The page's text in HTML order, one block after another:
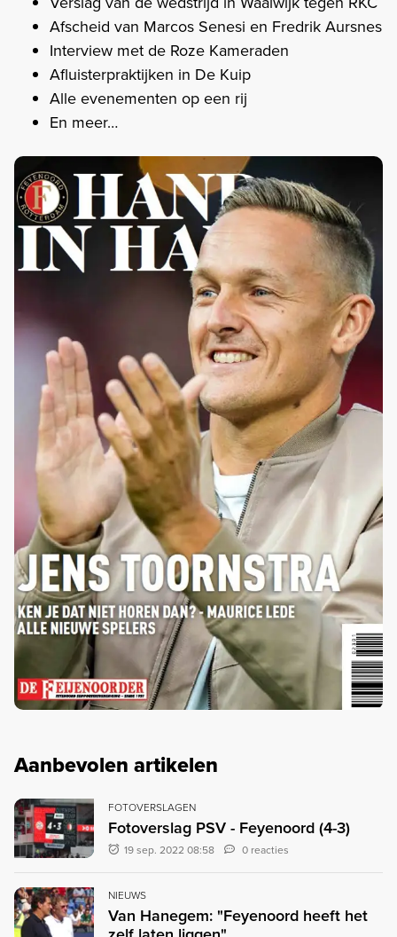
Afscheid van Marcos Senesi en Fredrik Aursnes
Interview met de Roze Kameraden
Afluisterpraktijken in De Kuip
Alle evenementen op een rij
En meer…
Aanbevolen artikelen
FOTOVERSLAGEN
Fotoverslag PSV - Feyenoord (4-3)
19 sep. 2022 08:58 0 reacties
NIEUWS
Van Hanegem: "Feyenoord heeft het